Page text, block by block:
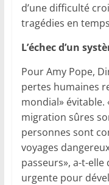
d’une difficulté
tragédies en
L’échec d’un
Pour Amy Pope,
pertes humaines
mondial» évitable.
migration sûres
personnes sont
voyages
passeurs», a-t-
urgente pour